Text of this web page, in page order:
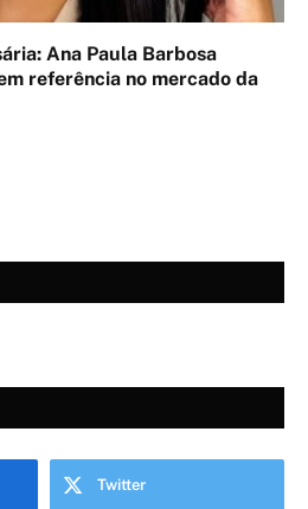
Ana Paula Barbosa
referência no mercado da
Twitter